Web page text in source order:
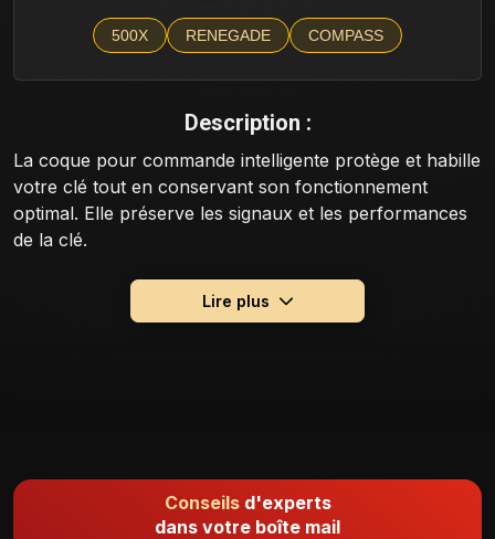
500X RENEGADE COMPASS
Description :
La coque pour commande intelligente protège et habille
votre clé tout en conservant son fonctionnement
optimal. Elle préserve les signaux et les performances
de la clé.
Nombre de boutons : 2 à 6
Couleur : noire
Lire plus
Conseils d'experts
dans votre boîte mail